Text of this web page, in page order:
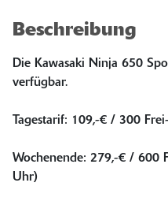
Beschreibung
Die Kawasaki Ninja 650
verfügbar.
Tagestarif: 109,-€ / 300
Wochenende: 279,-€ / 600
Uhr)